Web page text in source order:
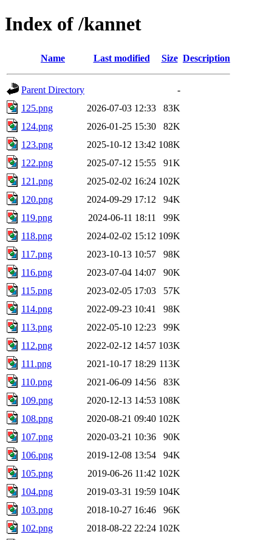
Index of /kannet
Name Last modified Size Description
Parent Directory
-
125.png
2026-07-03 12:33
83K
124.png
2026-01-25 15:30
82K
123.png
2025-10-12 13:42 108K
122.png
2025-07-12 15:55
91K
121.png
2025-02-02 16:24 102K
120.png
2024-09-29 17:12
94K
119.png
2024-06-11 18:11
99K
118.png
2024-02-02 15:12 109K
117.png
2023-10-13 10:57
98K
116.png
2023-07-04 14:07
90K
115.png
2023-02-05 17:03
57K
114.png
2022-09-23 10:41
98K
113.png
2022-05-10 12:23
99K
112.png
2022-02-12 14:57 103K
111.png
2021-10-17 18:29 113K
110.png
2021-06-09 14:56
83K
109.png
2020-12-13 14:53 108K
108.png
2020-08-21 09:40 102K
107.png
2020-03-21 10:36
90K
106.png
2019-12-08 13:54
94K
105.png
2019-06-26 11:42 102K
104.png
2019-03-31 19:59 104K
103.png
2018-10-27 16:46
96K
102.png
2018-08-22 22:24 102K